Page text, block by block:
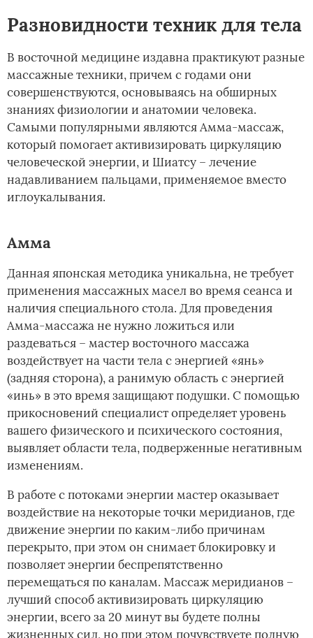
Разновидности техник для тела
В восточной медицине издавна практикуют разные
массажные техники, причем с годами они
совершенствуются, основываясь на обширных
знаниях физиологии и анатомии человека.
Самыми популярными являются Амма-массаж,
который помогает активизировать циркуляцию
человеческой энергии, и Шиатсу – лечение
надавливанием пальцами, применяемое вместо
иглоукалывания.
Амма
Данная японская методика уникальна, не требует
применения массажных масел во время сеанса и
наличия специального стола. Для проведения
Амма-массажа не нужно ложиться или
раздеваться – мастер восточного массажа
воздействует на части тела с энергией «янь»
(задняя сторона), а ранимую область с энергией
«инь» в это время защищают подушки. С помощью
прикосновений специалист определяет уровень
вашего физического и психического состояния,
выявляет области тела, подверженные негативным
изменениям.
В работе с потоками энергии мастер оказывает
воздействие на некоторые точки меридианов, где
движение энергии по каким-либо причинам
перекрыто, при этом он снимает блокировку и
позволяет энергии беспрепятственно
перемещаться по каналам. Массаж меридианов –
лучший способ активизировать циркуляцию
энергии, всего за 20 минут вы будете полны
жизненных сил, но при этом почувствуете полную